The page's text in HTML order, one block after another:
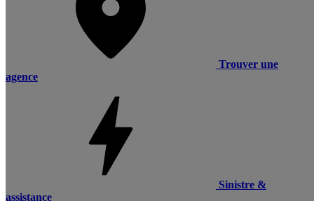
Trouver une
agence
Sinistre &
assistance